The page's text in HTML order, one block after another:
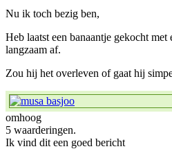
Nu ik toch bezig ben,
Heb laatst een banaantje gekocht
langzaam af.
Zou hij het overleven of gaat hij
omhoog
5 waarderingen.
Ik vind dit een goed bericht